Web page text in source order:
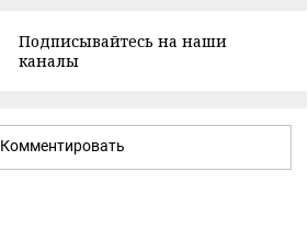
Подписывайтесь на наши
каналы
Комментировать